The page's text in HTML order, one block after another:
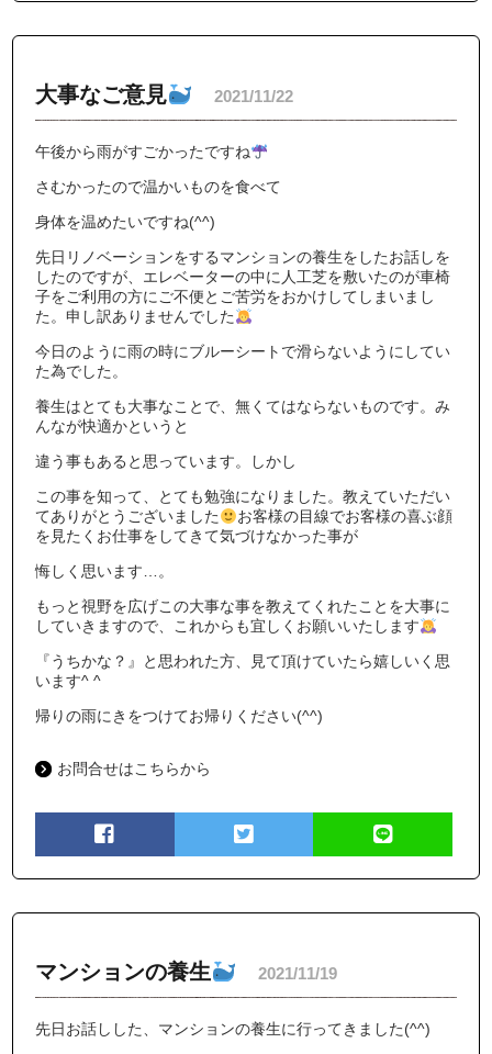
大事なご意見 2021/11/22
午後から雨がすごかったですね
さむかったので温かいものを食べて
身体を温めたいですね(^^)
先日リノベーションをするマンションの養生をしたお話しを
したのですが、エレベーターの中に人工芝を敷いたのが車椅
子をご利用の方にご不便とご苦労をおかけしてしまいまし
た。申し訳ありませんでした
今日のように雨の時にブルーシートで滑らないようにしてい
た為でした。
養生はとても大事なことで、無くてはならないものです。み
んなが快適かというと
違う事もあると思っています。しかし
この事を知って、とても勉強になりました。教えていただい
てありがとうございました
お客様の目線でお客様の喜ぶ顔
を見たくお仕事をしてきて気づけなかった事が
悔しく思います…。
もっと視野を広げこの大事な事を教えてくれたことを大事に
していきますので、これからも宜しくお願いいたします
『うちかな？』と思われた方、見て頂けていたら嬉しいく思
います^ ^
帰りの雨にきをつけてお帰りください(^^)
お問合せはこちらから
マンションの養生 2021/11/19
先日お話しした、マンションの養生に行ってきました(^^)